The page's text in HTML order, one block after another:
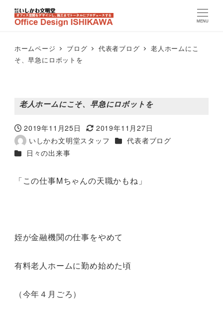
MENU
ホームページ ブログ 代表者ブログ
老人ホームにこ
そ、早急にロボットを
老人ホームにこそ、早急にロボットを
投稿日
2019年11月25日
更新日
2019年11月27日
著
者
いしかわ文明堂スタッフ カテゴリー
代表者ブログ
カテゴリー
日々の出来事
「この仕事Mちゃんの天職かもね」
姪が金融機関の仕事をやめて
有料老人ホームに勤め始めた頃
（今年４月ごろ）